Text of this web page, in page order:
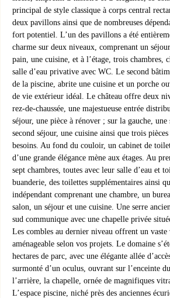
principal de style classique à corps central
deux pavillons ainsi que de nombreuses
fort potentiel. L’un des pavillons a été
charme sur deux niveaux, comprenant un
pain, une cuisine, et à l’étage, trois chambres,
salle d’eau privative avec WC. Le second
de la piscine, abrite une cuisine et un porche
de vie extérieur idéal. Le château offre deux
rez-de-chaussée, une majestueuse entrée
séjour, une pièce à rénover ; sur la gauche, une
second séjour, une cuisine ainsi que trois
besoins. Au fond du couloir, un cabinet de
d’une grande élégance mène aux étages. Au
sept chambres, toutes avec leur salle d’eau et
buanderie, des toilettes supplémentaires ainsi
indépendant comprenant une chambre, un
salon, un séjour et une cuisine. Une serre
sud communique avec une chapelle privée
Les combles au dernier niveau offrent un
aménageable selon vos projets. Le domaine
hectares de parc, avec une élégante allée
surmonté d’un oculus, ouvrant sur l’enceinte
l’arrière, la chapelle, ornée de magnifiques
L’espace piscine, niché près des anciennes